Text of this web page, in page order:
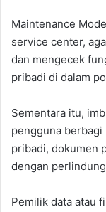
Maintenance
service center,
dan mengecek
pribadi di dalam
Sementara itu,
pengguna
pribadi, dokumen
dengan
Pemilik data atau